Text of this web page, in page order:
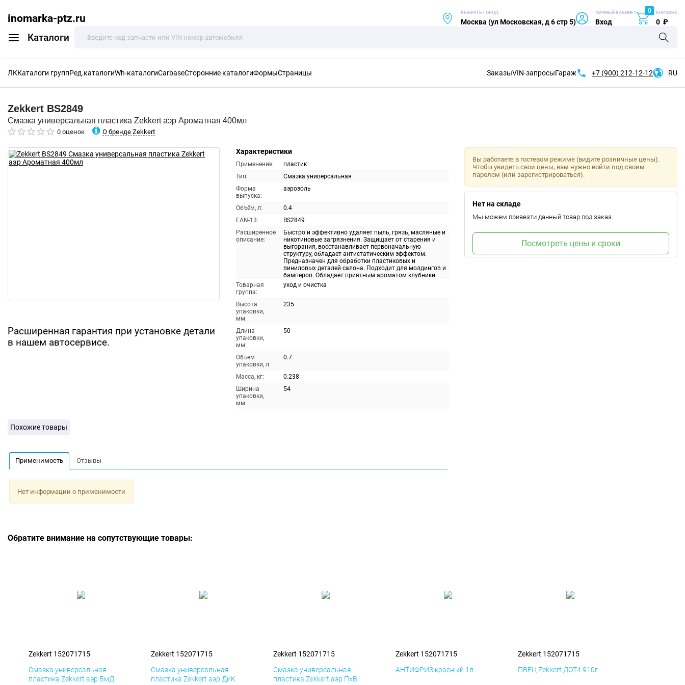
inomarka-ptz.ru
Каталоги
ВЫБРАТЬ ГОРОД
Москва (ул Московская, д 6 стр 5)
ЛИЧНЫЙ КАБИНЕТ
Вход
0 КОРЗИНА
0 ₽
ЛККаталоги группРед.каталогиWh-каталогиCarbaseСторонние каталогиФормыСтраницы ЗаказыVIN-запросыГараж +7 (900) 212-12-12 RU
Zekkert BS2849
Смазка универсальная пластика Zekkert аэр Ароматная 400мл
0 оценок О бренде Zekkert
Расширенная гарантия при установке детали
в нашем автосервисе.
Характеристики
Применение:
пластик
Тип:
Смазка универсальная
Форма
выпуска:
аэрозоль
Объём, л:
0.4
EAN-13:
BS2849
Расширенное
описание:
Быстро и эффективно удаляет пыль, грязь, масляные и
никотиновые загрязнения. Защищает от старения и
выгорания, восстанавливает первоначальную
структуру, обладает антистатическим эффектом.
Предназначен для обработки пластиковых и
виниловых деталей салона. Подходит для молдингов и
бамперов. Обладает приятным ароматом клубники.
Товарная
группа:
уход и очистка
Высота
упаковки,
мм:
235
Длина
упаковки,
мм:
50
Объем
упаковки, л:
0.7
Масса, кг:
0.238
Ширина
упаковки,
мм:
54
Вы работаете в гостевом режиме (видите розничные цены).
Чтобы увидеть свои цены, вам нужно войти под своим
паролем (или зарегистрироваться).
Нет на складе
Мы можем привезти данный товар под заказ.
Посмотреть цены и сроки
Похожие товары
Применимость Отзывы
Нет информации о применимости
Обратите внимание на сопутствующие товары:
Zekkert 152071715
Смазка универсальная
пластика Zekkert аэр БмД
Zekkert 152071715
Смазка универсальная
пластика Zekkert аэр ДиК
Zekkert 152071715
Смазка универсальная
пластика Zekkert аэр ПхВ
Zekkert 152071715
АНТИФРИЗ красный 1л.
Zekkert 152071715
ПВЕЦ Zekkert ДОТ4 910г